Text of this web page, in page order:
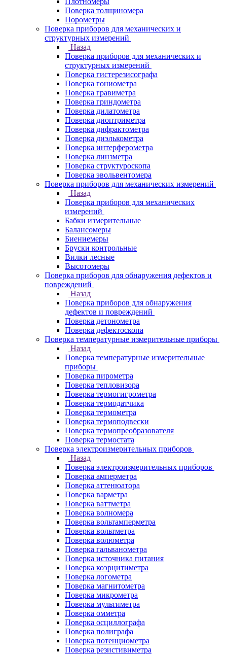
Поверка толщиномера
Порометры
Поверка приборов для механических и
структурных измерений
Назад
Поверка приборов для механических и
структурных измерений
Поверка гистерезисографа
Поверка гониометра
Поверка гравиметра
Поверка гриндометра
Поверка дилатометра
Поверка диоптриметра
Поверка дифрактометра
Поверка диэлькометра
Поверка интерферометра
Поверка линзметра
Поверка структуроскопа
Поверка эвольвентомера
Поверка приборов для механических измерений
Назад
Поверка приборов для механических
измерений
Бабки измерительные
Балансомеры
Биениемеры
Бруски контрольные
Вилки лесные
Высотомеры
Поверка приборов для обнаружения дефектов и
повреждений
Назад
Поверка приборов для обнаружения
дефектов и повреждений
Поверка детонометра
Поверка дефектоскопа
Поверка температурные измерительные приборы
Назад
Поверка температурные измерительные
приборы
Поверка пирометра
Поверка тепловизора
Поверка термогигрометра
Поверка термодатчика
Поверка термометра
Поверка термоподвески
Поверка термопреобразователя
Поверка термостата
Поверка электроизмерительных приборов
Назад
Поверка электроизмерительных приборов
Поверка амперметра
Поверка аттенюатора
Поверка варметра
Поверка ваттметра
Поверка волномера
Поверка вольтамперметра
Поверка вольтметра
Поверка волюметра
Поверка гальванометра
Поверка источника питания
Поверка коэрцитиметра
Поверка логометра
Поверка магнитометра
Поверка микрометра
Поверка мультиметра
Поверка омметра
Поверка осциллографа
Поверка полиграфа
Поверка потенциометра
Поверка резистивиметра